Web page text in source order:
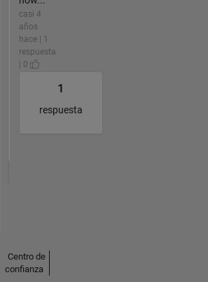
casi 4
años
hace | 1
respuesta
| 0
1
respuesta
Centro de
confianza